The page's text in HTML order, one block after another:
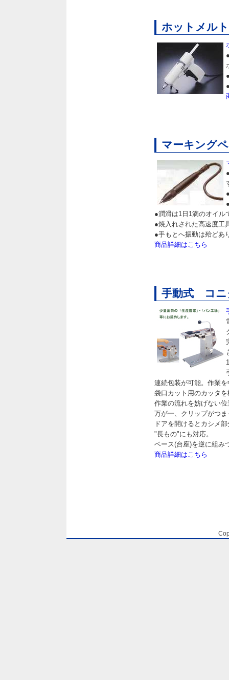
ホットメル
マーキング
●潤滑は1日1滴のオイル
●焼入れされた高速度工
●手もとへ振動は殆どあ
商品詳細はこちら
手動式 コニ
連続包装が可能。作業
袋口カット用のカッタ
作業の流れを妨げない
万が一、クリップがつ
ドアを開けるとカシメ
"長もの"にも対応。
ベース(台座)を逆に組み
商品詳細はこちら